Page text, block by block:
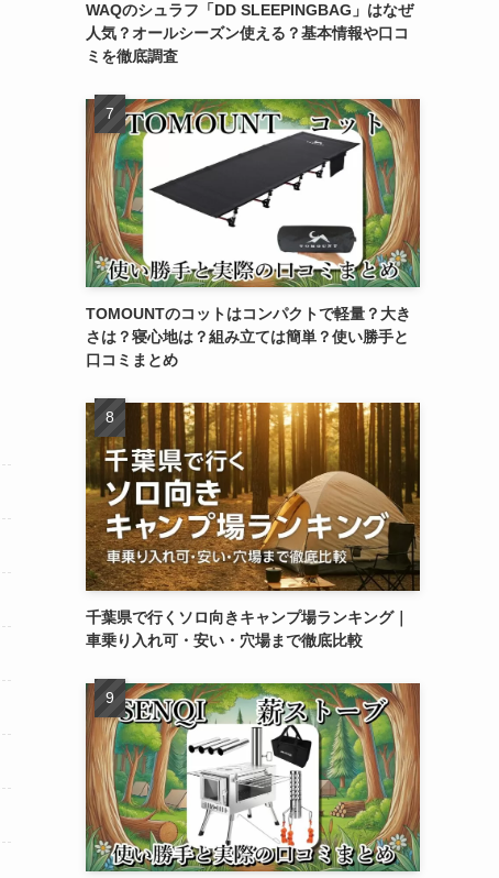
WAQのシュラフ「DD SLEEPINGBAG」はなぜ
人気？オールシーズン使える？基本情報や口コ
ミを徹底調査
TOMOUNTのコットはコンパクトで軽量？大き
さは？寝心地は？組み立ては簡単？使い勝手と
口コミまとめ
千葉県で行くソロ向きキャンプ場ランキング｜
車乗り入れ可・安い・穴場まで徹底比較